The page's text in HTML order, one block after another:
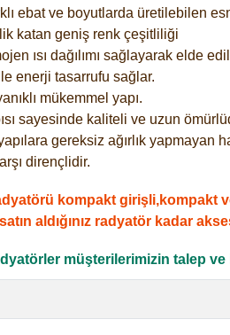
ebat ve boyutlarda üretilebilen
katan geniş renk çeşitliliği
ısı dağılımı sağlayarak elde
enerji tasarrufu sağlar.
mükemmel yapı.
sayesinde kaliteli ve uzun
gereksiz ağırlık yapmayan
dirençlidir.
kompakt girişli,kompakt
aldığınız radyatör kadar
müşterilerimizin talep